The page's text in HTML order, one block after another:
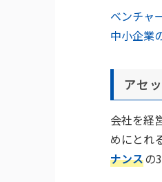
ベンチャ
中小企業
アセ
会社を経
めにとれ
ナンスの